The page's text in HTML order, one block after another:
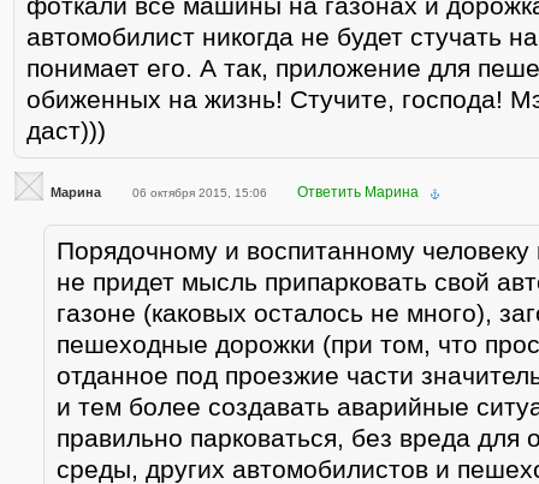
автомобилист никогда не будет стучать
понимает его. А так, приложение для
обиженных на жизнь! Стучите, господа!
даст)))
Марина 06 октября 2015, 15:06 Ответить Марина
Порядочному и воспитанному человеку
не придет мысль припарковать свой
газоне (каковых осталось не много),
пешеходные дорожки (при том, что
отданное под проезжие части
и тем более создавать аварийные
правильно парковаться, без вреда
среды, других автомобилистов и